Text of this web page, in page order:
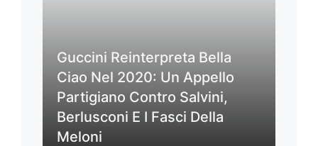
Guccini Reinterpreta Bella
Ciao Nel 2020: Un Appello
Partigiano Contro Salvini,
Berlusconi E I Fasci Della
Meloni